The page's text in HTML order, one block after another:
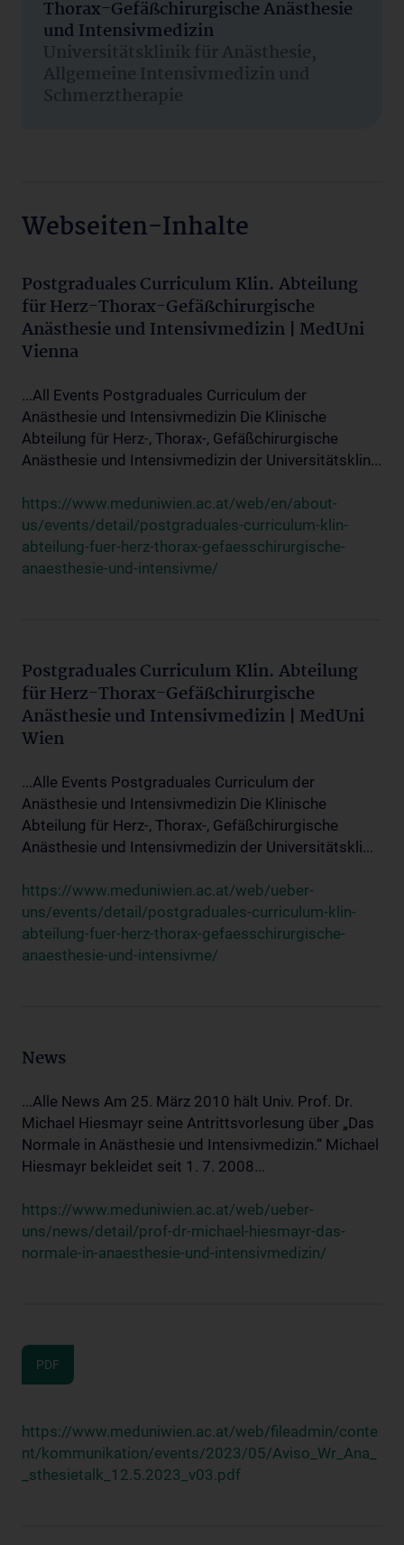
Thorax-Gefäßchirurgische Anästhesie
und Intensivmedizin
Universitätsklinik für Anästhesie,
Allgemeine Intensivmedizin und
Schmerztherapie
Webseiten-Inhalte
Postgraduales Curriculum Klin. Abteilung
für Herz-Thorax-Gefäßchirurgische
Anästhesie und Intensivmedizin | MedUni
Vienna
...All Events Postgraduales Curriculum der
Anästhesie und Intensivmedizin Die Klinische
Abteilung für Herz-, Thorax-, Gefäßchirurgische
Anästhesie und Intensivmedizin der Universitätsklin...
https://www.meduniwien.ac.at/web/en/about-
us/events/detail/postgraduales-curriculum-klin-
abteilung-fuer-herz-thorax-gefaesschirurgische-
anaesthesie-und-intensivme/
Postgraduales Curriculum Klin. Abteilung
für Herz-Thorax-Gefäßchirurgische
Anästhesie und Intensivmedizin | MedUni
Wien
...Alle Events Postgraduales Curriculum der
Anästhesie und Intensivmedizin Die Klinische
Abteilung für Herz-, Thorax-, Gefäßchirurgische
Anästhesie und Intensivmedizin der Universitätskli...
https://www.meduniwien.ac.at/web/ueber-
uns/events/detail/postgraduales-curriculum-klin-
abteilung-fuer-herz-thorax-gefaesschirurgische-
anaesthesie-und-intensivme/
News
...Alle News Am 25. März 2010 hält Univ. Prof. Dr.
Michael Hiesmayr seine Antrittsvorlesung über „Das
Normale in Anästhesie und Intensivmedizin.“ Michael
Hiesmayr bekleidet seit 1. 7. 2008...
https://www.meduniwien.ac.at/web/ueber-
uns/news/detail/prof-dr-michael-hiesmayr-das-
normale-in-anaesthesie-und-intensivmedizin/
PDF
https://www.meduniwien.ac.at/web/fileadmin/conte
nt/kommunikation/events/2023/05/Aviso_Wr_Ana_
_sthesietalk_12.5.2023_v03.pdf